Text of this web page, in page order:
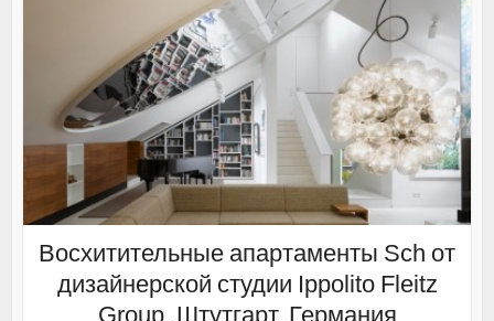
Восхитительные апартаменты Sch от
дизайнерской студии Ippolito Fleitz
Group, Штутгарт, Германия